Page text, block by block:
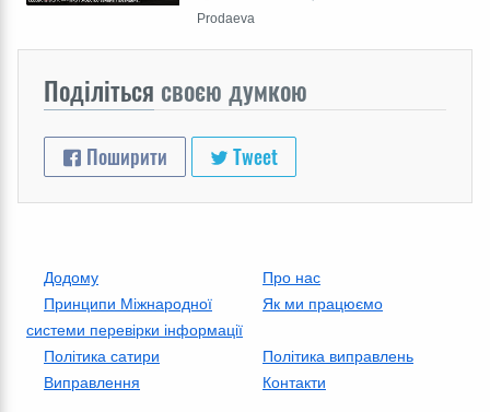
Prodaeva
Поділіться своєю думкою
Поширити Tweet
Додому
Про нас
Принципи Міжнародної
системи перевірки інформації
Як ми працюємо
Політика сатири
Політика виправлень
Виправлення
Контакти